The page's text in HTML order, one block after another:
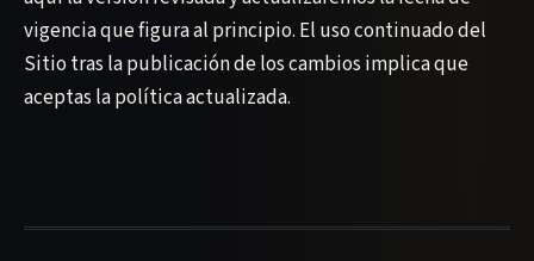
vigencia que figura al principio. El uso continuado del
Sitio tras la publicación de los cambios implica que
aceptas la política actualizada.